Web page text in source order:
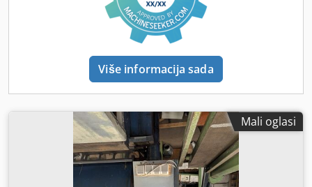
Posebnosti ove preše: Operator može vrlo precizno
generirati pritisak od 0 do 1,5 tona. To je, primjerice, važno
kod upresavanja kugličnih ležajeva. Ovu vrstu preše smo
više puta prodali zrakoplovnoj industriji, gdje je izuzetno
bitan precizan i pažljiv rad. Nakon točne pozicije, pritiskom
ručne pumpe može se podići pritisak do 15 t. ----- Tehnički
podaci i informacije: Montažno-demontažna preša – 15 T –
ručna hidraulična preša - Proizvođač: DURENDUS - Pritiska:
0–15 T - Veličina stola: 270 × 600 mm - Ugradbena visina:
650 / 800 mm - Visina stola od poda: 750 mm - Rupa na
stolu: Ø 60 mm - Razmak donje udubine do stola: 450 mm -
Dimenzije (ŠxDxV): 900 × 850 × 2.300 mm - Težina: cca 800
Više informacija sada
Mali oglasi